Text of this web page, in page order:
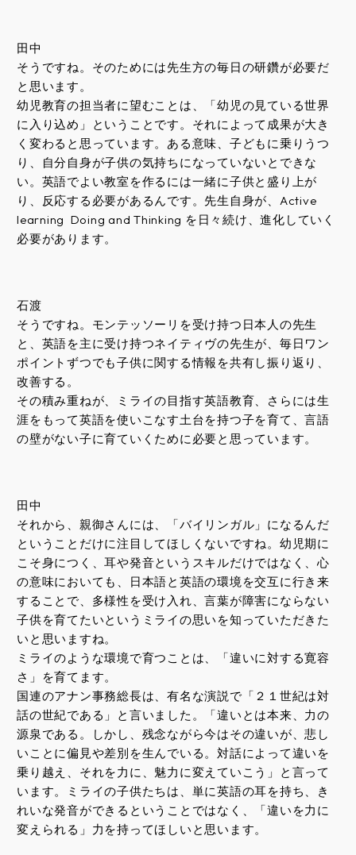
田中
そうですね。そのためには先生方の毎日の研鑽が必要だ
と思います。
幼児教育の担当者に望むことは、「幼児の見ている世界
に入り込め」ということです。それによって成果が大き
く変わると思っています。ある意味、子どもに乗りうつ
り、自分自身が子供の気持ちになっていないとできな
い。英語でよい教室を作るには一緒に子供と盛り上が
り、反応する必要があるんです。先生自身が、Active
learning Doing and Thinking を日々続け、進化していく
必要があります。
石渡
そうですね。モンテッソーリを受け持つ日本人の先生
と、英語を主に受け持つネイティヴの先生が、毎日ワン
ポイントずつでも子供に関する情報を共有し振り返り、
改善する。
その積み重ねが、ミライの目指す英語教育、さらには生
涯をもって英語を使いこなす土台を持つ子を育て、言語
の壁がない子に育ていくために必要と思っています。
田中
それから、親御さんには、「バイリンガル」になるんだ
ということだけに注目してほしくないですね。幼児期に
こそ身につく、耳や発音というスキルだけではなく、心
の意味においても、日本語と英語の環境を交互に行き来
することで、多様性を受け入れ、言葉が障害にならない
子供を育てたいというミライの思いを知っていただきた
いと思いますね。
ミライのような環境で育つことは、「違いに対する寛容
さ」を育てます。
国連のアナン事務総長は、有名な演説で「２１世紀は対
話の世紀である」と言いました。「違いとは本来、力の
源泉である。しかし、残念ながら今はその違いが、悲し
いことに偏見や差別を生んでいる。対話によって違いを
乗り越え、それを力に、魅力に変えていこう」と言って
います。ミライの子供たちは、単に英語の耳を持ち、き
れいな発音ができるということではなく、「違いを力に
変えられる」力を持ってほしいと思います。